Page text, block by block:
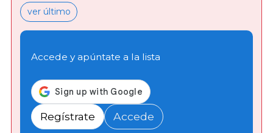
ver último
Accede y apúntate a la lista
Regístrate Accede